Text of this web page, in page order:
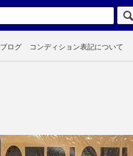
ブログ コンディション表記について